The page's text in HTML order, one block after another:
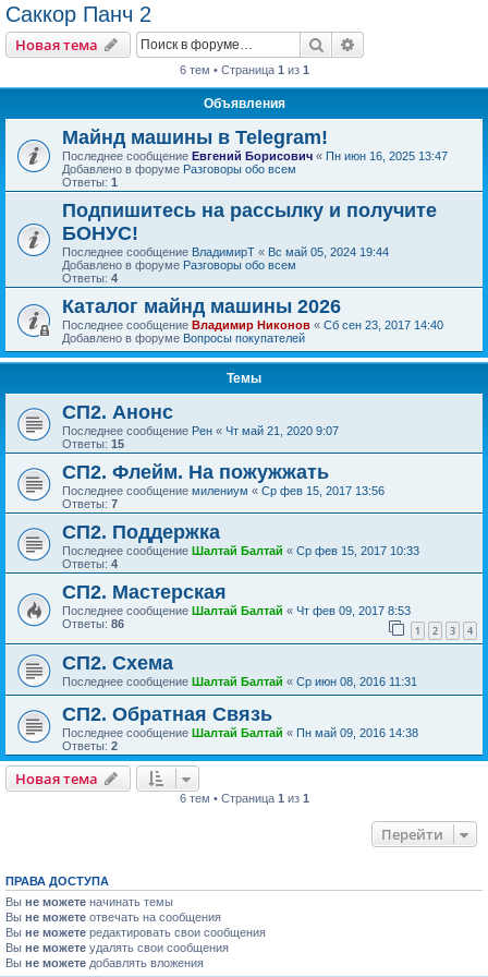
Саккор Панч 2
Новая тема Поиск
6 тем • Страница 1 из 1
Объявления
Майнд машины в Telegram!
Последнее сообщение Евгений Борисович « Пн июн 16, 2025 13:47
Добавлено в форуме Разговоры обо всем
Ответы: 1
Подпишитесь на рассылку и получите
БОНУС!
Последнее сообщение ВладимирТ « Вс май 05, 2024 19:44
Добавлено в форуме Разговоры обо всем
Ответы: 4
Каталог майнд машины 2026
Последнее сообщение Владимир Никонов « Сб сен 23, 2017 14:40
Добавлено в форуме Вопросы покупателей
Темы
СП2. Анонс
Последнее сообщение Рен « Чт май 21, 2020 9:07
Ответы: 15
СП2. Флейм. На пожужжать
Последнее сообщение милениум « Ср фев 15, 2017 13:56
Ответы: 7
СП2. Поддержка
Последнее сообщение Шалтай Балтай « Ср фев 15, 2017 10:33
Ответы: 4
СП2. Мастерская
Последнее сообщение Шалтай Балтай « Чт фев 09, 2017 8:53
Ответы: 86 1 2 3 4
СП2. Схема
Последнее сообщение Шалтай Балтай « Ср июн 08, 2016 11:31
СП2. Обратная Связь
Последнее сообщение Шалтай Балтай « Пн май 09, 2016 14:38
Ответы: 2
Новая тема
6 тем • Страница 1 из 1
Перейти
ПРАВА ДОСТУПА
Вы не можете начинать темы
Вы не можете отвечать на сообщения
Вы не можете редактировать свои сообщения
Вы не можете удалять свои сообщения
Вы не можете добавлять вложения